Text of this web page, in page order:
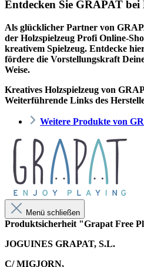
Entdecken Sie GRAPAT bei
Als glücklicher Partner von
der Holzspielzeug Profi Online-
kreativem Spielzeug. Entdecke
fördere die Vorstellungskraft
Weise.
Kreatives Holzspielzeug von
Weiterführende Links des
Weitere Produkte von
Menü schließen
Produktsicherheit "Grapat Free
JOGUINES GRAPAT, S.L.
C/ MIGJORN,